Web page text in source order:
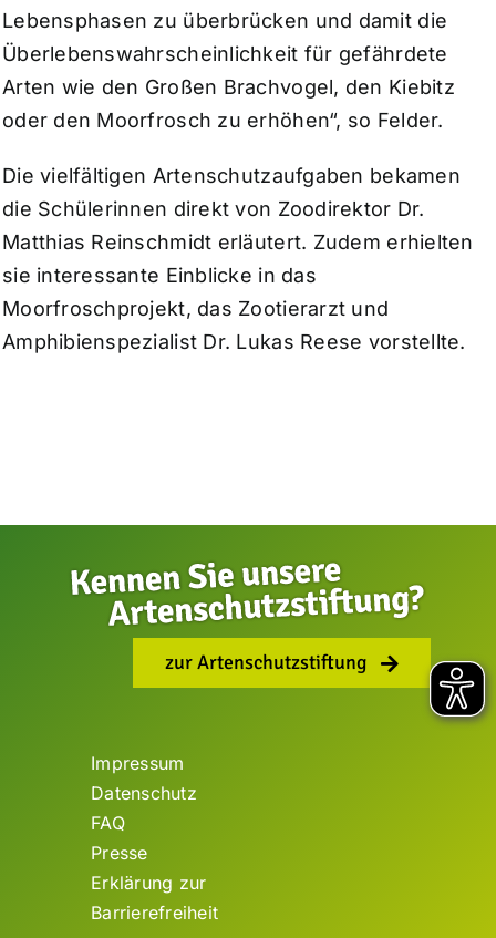
Lebensphasen zu überbrücken und damit die
Überlebenswahrscheinlichkeit für gefährdete
Arten wie den Großen Brachvogel, den Kiebitz
oder den Moorfrosch zu erhöhen“, so Felder.
Die vielfältigen Artenschutzaufgaben bekamen
die Schülerinnen direkt von Zoodirektor Dr.
Matthias Reinschmidt erläutert. Zudem erhielten
sie interessante Einblicke in das
Moorfroschprojekt, das Zootierarzt und
Amphibienspezialist Dr. Lukas Reese vorstellte.
zur Artenschutzstiftung
Impressum
Datenschutz
FAQ
Presse
Erklärung zur
Barrierefreiheit